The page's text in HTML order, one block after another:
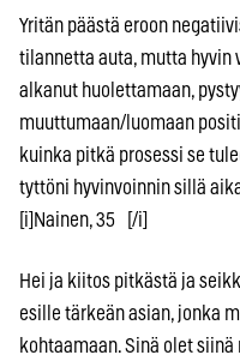
Yritän päästä eroon
tilannetta auta, mutta
alkanut huolettamaan,
muuttumaan/luomaan
kuinka pitkä prosessi se
tyttöni hyvinvoinnin sillä
[i]Nainen, 35 [/i]
Hei ja kiitos pitkästä ja
esille tärkeän asian, jonka
kohtaamaan. Sinä olet